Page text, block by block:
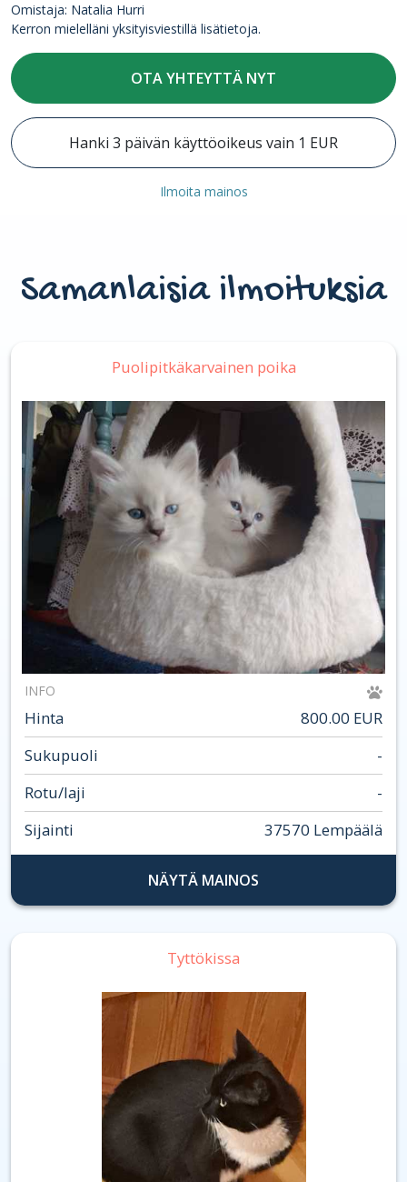
Omistaja: Natalia Hurri
Kerron mielelläni yksityisviestillä lisätietoja.
OTA YHTEYTTÄ NYT
Hanki 3 päivän käyttöoikeus vain 1 EUR
Ilmoita mainos
Samanlaisia ilmoituksia
Puolipitkäkarvainen poika
INFO
Hinta
800.00 EUR
Sukupuoli
-
Rotu/laji
-
Sijainti
37570 Lempäälä
NÄYTÄ MAINOS
Tyttökissa